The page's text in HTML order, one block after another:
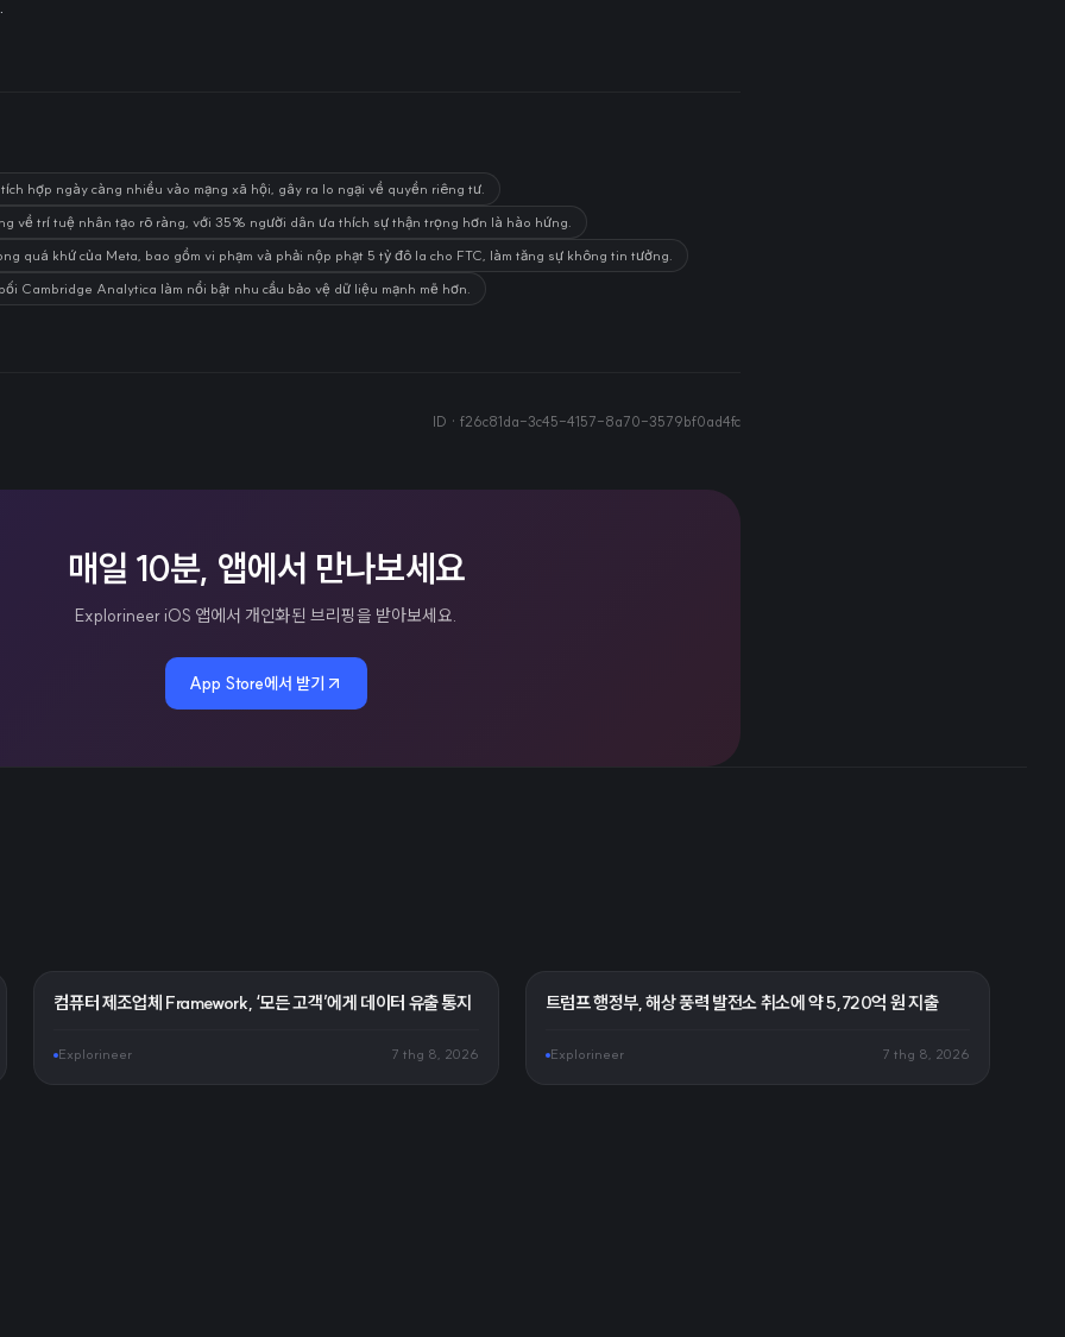
hợp ngày càng nhiều vào mạng xã hội, gây ra lo ngại về quyền riêng tư.
về trí tuệ nhân tạo rõ ràng, với 35% người dân ưa thích sự thận trọng hơn là hào hứng.
quá khứ của Meta, bao gồm vi phạm và phải nộp phạt 5 tỷ đô la cho FTC, làm tăng sự không tin tưởng.
Cambridge Analytica làm nổi bật nhu cầu bảo vệ dữ liệu mạnh mẽ hơn.
ID · f26c81da-3c45-4157-8a70-3579bf0ad4fc
매일 10분, 앱에서 만나보세요
Explorineer iOS 앱에서 개인화된 브리핑을 받아보세요.
App Store에서 받기
컴퓨터 제조업체 Framework, ‘모든 고객’에게 데이터 유출 통지
Explorineer 7 thg 8, 2026
트럼프 행정부, 해상 풍력 발전소 취소에 약 5,720억 원 지출
Explorineer 7 thg 8, 2026